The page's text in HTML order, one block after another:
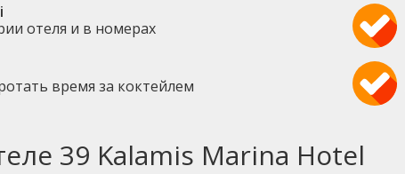
отеля и в номерах
время за коктейлем
39 Kalamis Marina Hotel